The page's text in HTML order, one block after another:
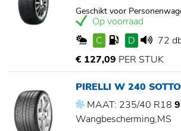
Geschikt voor
Op voorraad
C
D
72
€ 127,09 PER STUK
PIRELLI W 240
MAAT: 235/40 R18
Wangbescherming,MS